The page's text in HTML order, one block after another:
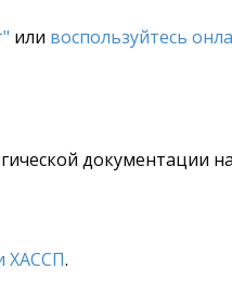
или воспользуйтесь
документации
ХАССП.